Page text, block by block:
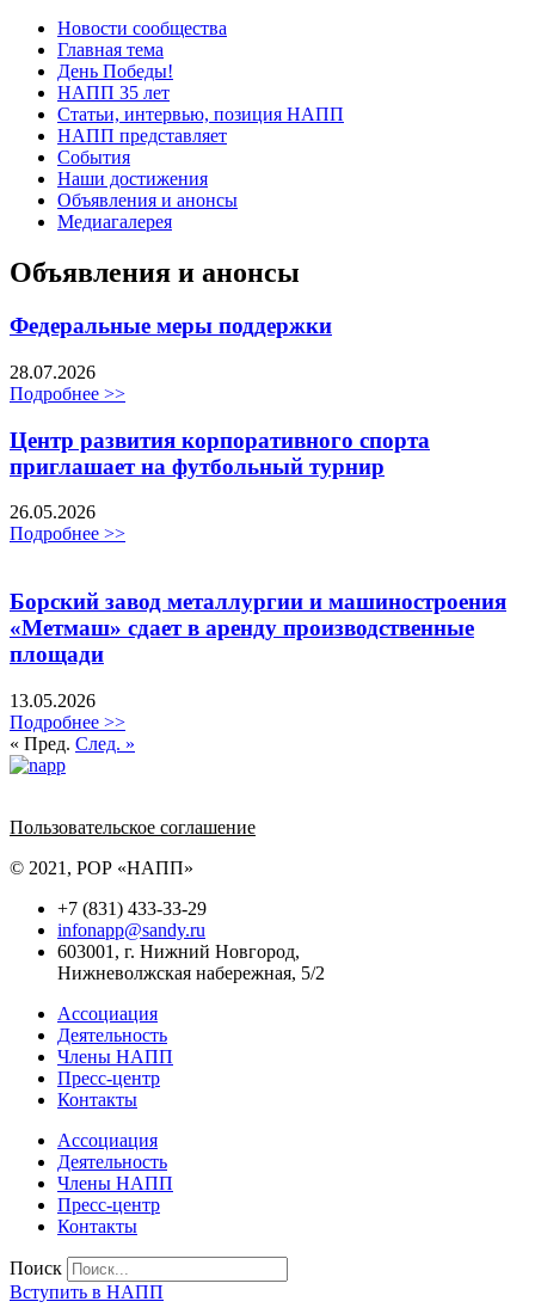
Новости сообщества
Главная тема
День Победы!
НАПП 35 лет
Статьи, интервью, позиция НАПП
НАПП представляет
События
Наши достижения
Объявления и анонсы
Медиагалерея
Объявления и анонсы
Федеральные меры поддержки
28.07.2026
Подробнее >>
Центр развития корпоративного спорта
приглашает на футбольный турнир
26.05.2026
Подробнее >>
Борский завод металлургии и машиностроения
«Метмаш» сдает в аренду производственные
площади
13.05.2026
Подробнее >>
« Пред. След. »
Пользовательское соглашение
© 2021, РОР «НАПП»
+7 (831) 433-33-29
infonapp@sandy.ru
603001, г. Нижний Новгород,
Нижневолжская набережная, 5/2
Ассоциация
Деятельность
Члены НАПП
Пресс-центр
Контакты
Ассоциация
Деятельность
Члены НАПП
Пресс-центр
Контакты
Поиск
Вступить в НАПП